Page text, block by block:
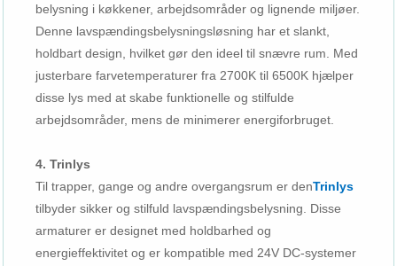
belysning i køkkener, arbejdsområder og lignende miljøer.
Denne lavspændingsbelysningsløsning har et slankt,
holdbart design, hvilket gør den ideel til snævre rum. Med
justerbare farvetemperaturer fra 2700K til 6500K hjælper
disse lys med at skabe funktionelle og stilfulde
arbejdsområder, mens de minimerer energiforbruget.
4. Trinlys
Til trapper, gange og andre overgangsrum er denTrinlys
tilbyder sikker og stilfuld lavspændingsbelysning. Disse
armaturer er designet med holdbarhed og
energieffektivitet og er kompatible med 24V DC-systemer